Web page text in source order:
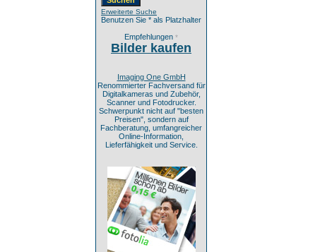
Erweiterte Suche
Benutzen Sie * als Platzhalter
Empfehlungen *
Bilder kaufen
Imaging One GmbH
Renommierter Fachversand für
Digitalkameras und Zubehör,
Scanner und Fotodrucker.
Schwerpunkt nicht auf "besten
Preisen", sondern auf
Fachberatung, umfangreicher
Online-Information,
Lieferfähigkeit und Service.